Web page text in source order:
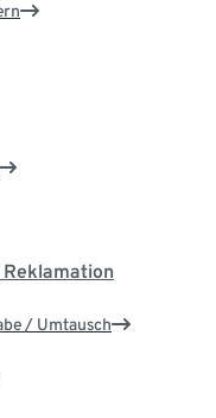
Reklamation
/ Umtausch